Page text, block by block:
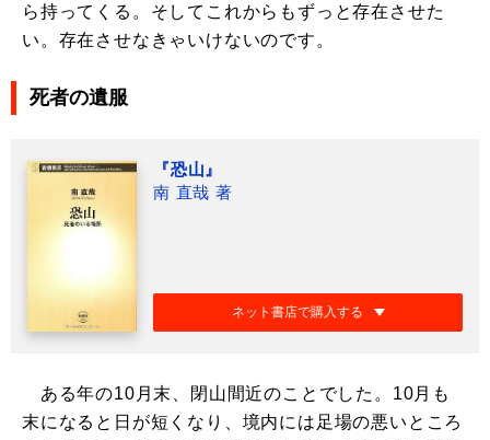
ら持ってくる。そしてこれからもずっと存在させた
い。存在させなきゃいけないのです。
死者の遺服
『恐山』
南 直哉 著
ネット書店で購入する
ある年の10月末、閉山間近のことでした。10月も
末になると日が短くなり、境内には足場の悪いところ